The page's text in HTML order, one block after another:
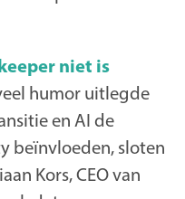
niet is
humor uitlegde
en AI de
beïnvloeden, sloten
Kors, CEO van